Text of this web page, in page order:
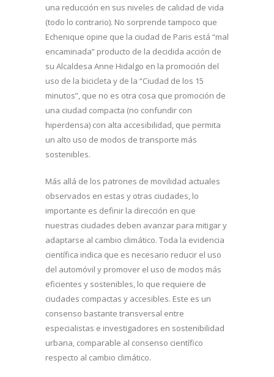
una reducción en sus niveles de calidad de vida
(todo lo contrario). No sorprende tampoco que
Echenique opine que la ciudad de Paris está “mal
encaminada” producto de la decidida acción de
su Alcaldesa Anne Hidalgo en la promoción del
uso de la bicicleta y de la “Ciudad de los 15
minutos”, que no es otra cosa que promoción de
una ciudad compacta (no confundir con
hiperdensa) con alta accesibilidad, que permita
un alto uso de modos de transporte más
sostenibles.
Más allá de los patrones de movilidad actuales
observados en estas y otras ciudades, lo
importante es definir la dirección en que
nuestras ciudades deben avanzar para mitigar y
adaptarse al cambio climático. Toda la evidencia
científica indica que es necesario reducir el uso
del automóvil y promover el uso de modos más
eficientes y sostenibles, lo que requiere de
ciudades compactas y accesibles. Este es un
consenso bastante transversal entre
especialistas e investigadores en sostenibilidad
urbana, comparable al consenso científico
respecto al cambio climático.